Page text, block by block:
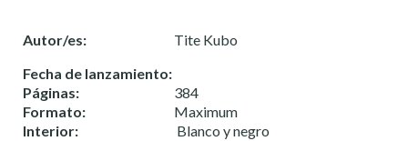
Autor/es:
Tite Kubo
Fecha de lanzamiento:
Páginas:
384
Formato:
Maximum
Interior:
Blanco y negro